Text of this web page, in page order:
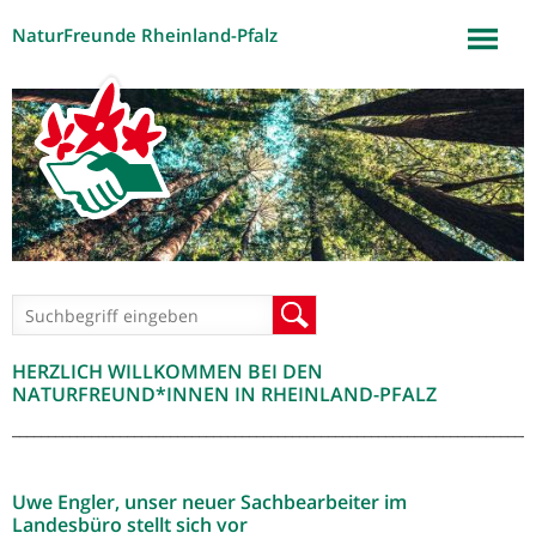
NaturFreunde Rheinland-Pfalz
Suchformular
HERZLICH WILLKOMMEN BEI DEN
NATURFREUND*INNEN IN RHEINLAND-PFALZ
Uwe Engler, unser neuer Sachbearbeiter im
Landesbüro stellt sich vor